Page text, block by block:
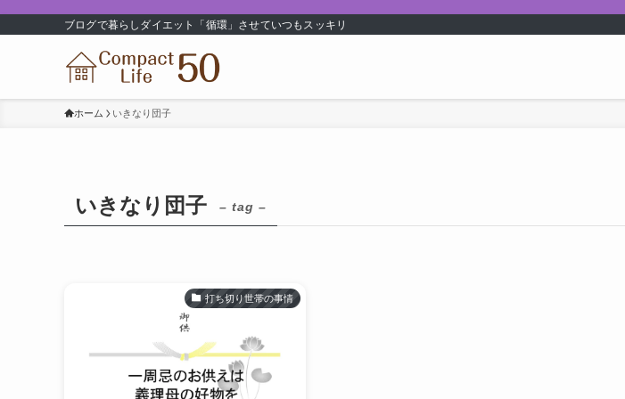
ブログで暮らしダイエット「循環」させていつもスッキリ
ホーム いきなり団子
いきなり団子 – tag –
打ち切り世帯の事情